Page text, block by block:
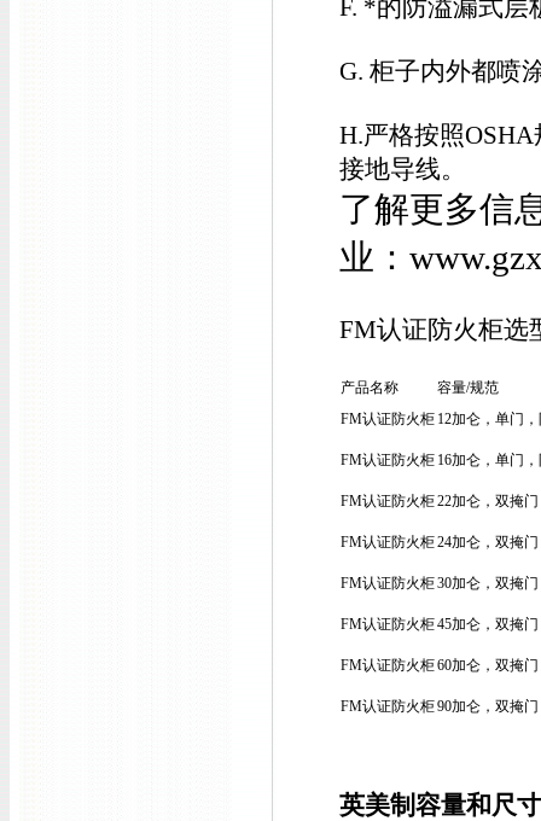
F. *的防溢漏式层
G. 柜子内外都喷
H.严格按照
接地导线。
了解更多信
业：
FM认证防火柜选
产品名称 容量/规范
FM认证防火柜 12加仑，单门
FM认证防火柜 16加仑，单门
FM认证防火柜22加仑，双掩门
FM认证防火柜24加仑，双掩门
FM认证防火柜30加仑，双掩门
FM认证防火柜45加仑，双掩门
FM认证防火柜60加仑，双掩门
FM认证防火柜90加仑，双掩门
英美制容量和尺